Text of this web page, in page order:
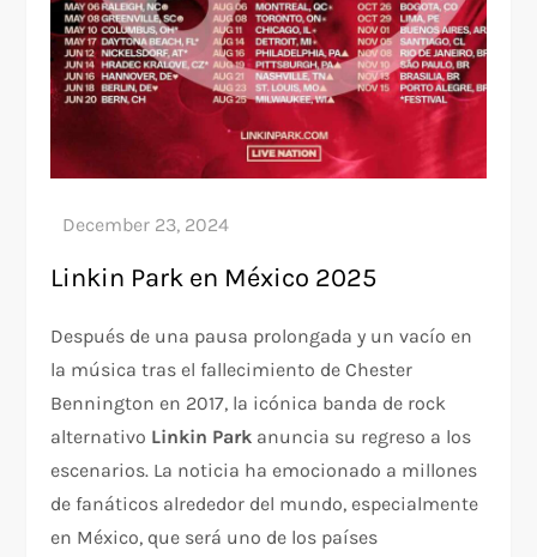
Linkin Park en México 2025
Después de una pausa prolongada y un vacío en
la música tras el fallecimiento de Chester
Bennington en 2017, la icónica banda de rock
alternativo Linkin Park anuncia su regreso a los
escenarios. La noticia ha emocionado a millones
de fanáticos alrededor del mundo, especialmente
en México, que será uno de los países